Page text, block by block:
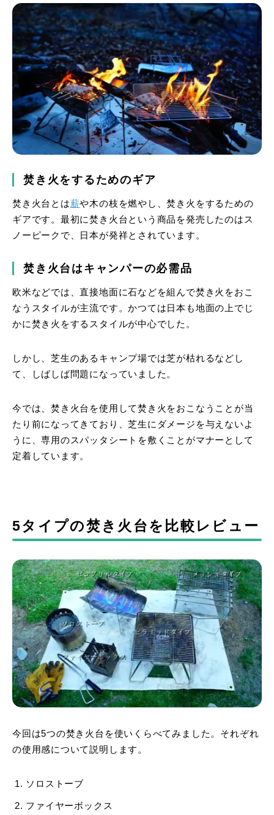
焚き火をするためのギア
焚き火台とは薪や木の枝を燃やし、焚き火をするための
ギアです。最初に焚き火台という商品を発売したのはス
ノーピークで、日本が発祥とされています。
焚き火台はキャンパーの必需品
欧米などでは、直接地面に石などを組んで焚き火をおこ
なうスタイルが主流です。かつては日本も地面の上でじ
かに焚き火をするスタイルが中心でした。
しかし、芝生のあるキャンプ場では芝が枯れるなどし
て、しばしば問題になっていました。
今では、焚き火台を使用して焚き火をおこなうことが当
たり前になってきており、芝生にダメージを与えないよ
うに、専用のスパッタシートを敷くことがマナーとして
定着しています。
5タイプの焚き火台を比較レビュー
今回は5つの焚き火台を使いくらべてみました。それぞれ
の使用感について説明します。
ソロストーブ
ファイヤーボックス